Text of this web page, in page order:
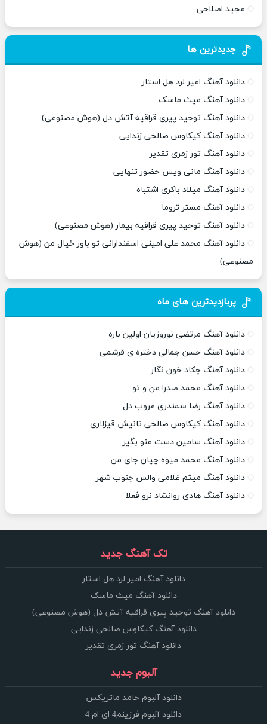
مجید اصلاحی
جدیدترین ها
دانلود آهنگ امیر لرد هل استار
دانلود آهنگ میث ماسک
دانلود آهنگ توحید پیری قراقیه آتش دل (هوش مصنوعی)
دانلود آهنگ کیکاوس صالحی زندایی
دانلود آهنگ تور زمری تقدیر
دانلود آهنگ مانی ویس حضور تنهایی
دانلود آهنگ میلاد باکری اشتباه
دانلود آهنگ مستر تروما
دانلود آهنگ توحید پیری قراقیه بیمار (هوش مصنوعی)
دانلود آهنگ محمد علی امینی اسفندارانی تو باور خیال من (هوش
مصنوعی)
پربازدیدترین های ماه
دانلود آهنگ مرتضی نوروزیان اولین باره
دانلود آهنگ حسن جمالی دختره ی قرشمی
دانلود آهنگ چکاد خون نگار
دانلود آهنگ محمد صدرا من و تو
دانلود آهنگ رضا سمندری غروب دل
دانلود آهنگ کیکاوس صالحی تانیش قیزلاری
دانلود آهنگ سامین دست منو بگیر
دانلود آهنگ محمد میوه چیان جای من
دانلود آهنگ میثم غلامی والس جنوب شهر
دانلود آهنگ هادی روانشاد نرو فعلا
تک آهنگ جدید
دانلود آهنگ امیر لرد هل استار
دانلود آهنگ میث ماسک
دانلود آهنگ توحید پیری قراقیه آتش دل (هوش مصنوعی)
دانلود آهنگ کیکاوس صالحی زندایی
دانلود آهنگ تور زمری تقدیر
آلبوم جدید
دانلود آلبوم حامد ماتریکس
دانلود آلبوم فرزینم4 ای ام 4